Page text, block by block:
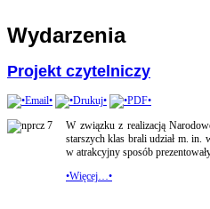
Wydarzenia
Projekt czytelniczy
W związku z realizacją
starszych klas brali udział m. in.
w atrakcyjny sposób
•Więcej…•